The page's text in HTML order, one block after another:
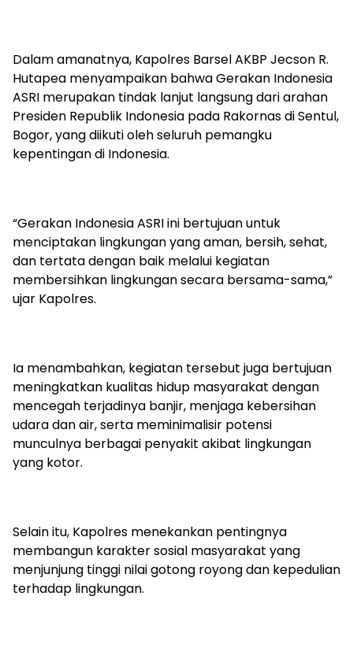
‎Dalam amanatnya, Kapolres Barsel AKBP Jecson R.
Hutapea menyampaikan bahwa Gerakan Indonesia
ASRI merupakan tindak lanjut langsung dari arahan
Presiden Republik Indonesia pada Rakornas di Sentul,
Bogor, yang diikuti oleh seluruh pemangku
kepentingan di Indonesia.
‎“Gerakan Indonesia ASRI ini bertujuan untuk
menciptakan lingkungan yang aman, bersih, sehat,
dan tertata dengan baik melalui kegiatan
membersihkan lingkungan secara bersama-sama,”
ujar Kapolres.
‎Ia menambahkan, kegiatan tersebut juga bertujuan
meningkatkan kualitas hidup masyarakat dengan
mencegah terjadinya banjir, menjaga kebersihan
udara dan air, serta meminimalisir potensi
munculnya berbagai penyakit akibat lingkungan
yang kotor.
‎Selain itu, Kapolres menekankan pentingnya
membangun karakter sosial masyarakat yang
menjunjung tinggi nilai gotong royong dan kepedulian
terhadap lingkungan.